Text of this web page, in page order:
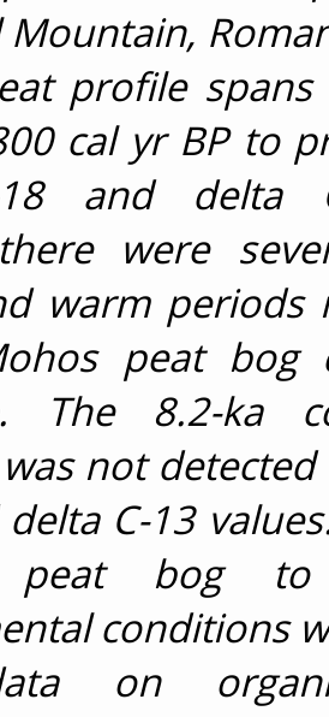
profile
cal yr BP to
and delta
were
warm periods
peat bog
The 8.2-ka
not
C-13
bog to
conditions
on